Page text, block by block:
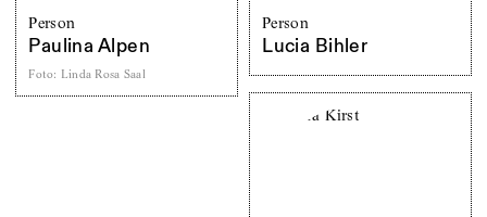
Person
Paulina Alpen
Foto: Linda Rosa Saal
Person
Lucia Bihler